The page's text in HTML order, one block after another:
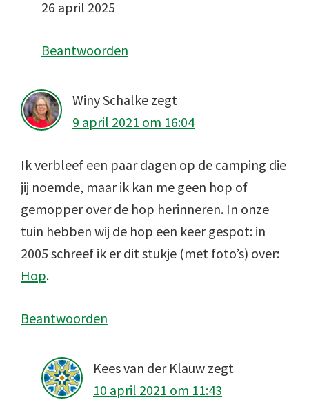
26 april 2025
Beantwoorden
Winy Schalke zegt
9 april 2021 om 16:04
Ik verbleef een paar dagen op de camping die
jij noemde, maar ik kan me geen hop of
gemopper over de hop herinneren. In onze
tuin hebben wij de hop een keer gespot: in
2005 schreef ik er dit stukje (met foto’s) over:
Hop.
Beantwoorden
Kees van der Klauw zegt
10 april 2021 om 11:43